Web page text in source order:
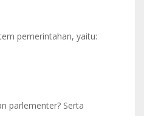
pemerintahan, yaitu:
parlementer? Serta